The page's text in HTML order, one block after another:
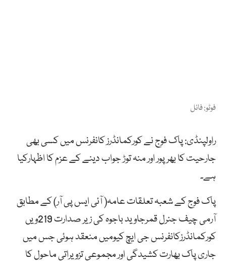
فوٹو: فائل
راولپنڈی: پاک فوج نے کورکمانڈرز کانفرنس میں کسی بھی
جارحیت کا بھرپور اور منہ توڑ جواب دینے کے عزم کا اظہارکیا
ہے۔
پاک فوج کے شعبہ تعلقات عامہ( آئی ایس پی آر) کے مطابق
آرمی چیف جنرل قمرجاوید باجوہ کی زیر صدارت 219ویں
کورکمانڈرزکانفرنس جی ایچ کیومیں منعقد ہوئی جس میں
جاری پاک بھارت کشیدگی اور مجموعی تزویراتی ماحول کا